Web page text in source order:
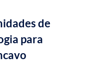
de
para